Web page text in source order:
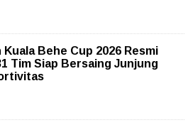
Kuala Behe Cup 2026 Resmi
Tim Siap Bersaing Junjung